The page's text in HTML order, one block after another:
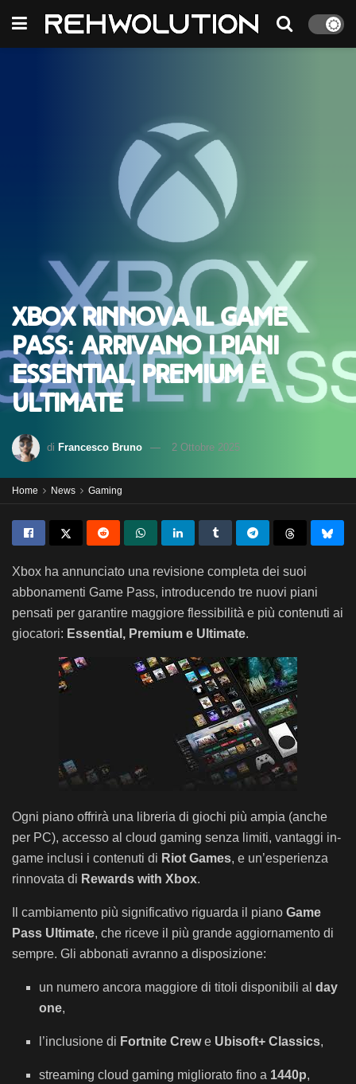
Xbox rinnova il Game
Pass: arrivano i piani
Essential, Premium e
Ultimate
di Francesco Bruno 2 Ottobre 2025
Home News Gaming
Xbox ha annunciato una revisione completa dei suoi
abbonamenti Game Pass, introducendo tre nuovi piani
pensati per garantire maggiore flessibilità e più contenuti ai
giocatori: Essential, Premium e Ultimate.
Ogni piano offrirà una libreria di giochi più ampia (anche
per PC), accesso al cloud gaming senza limiti, vantaggi in-
game inclusi i contenuti di Riot Games, e un’esperienza
rinnovata di Rewards with Xbox.
Il cambiamento più significativo riguarda il piano Game
Pass Ultimate, che riceve il più grande aggiornamento di
sempre. Gli abbonati avranno a disposizione:
un numero ancora maggiore di titoli disponibili alday
one,
l’inclusione di Fortnite Crewe Ubisoft+ Classics,
streaming cloud gaming migliorato fino a 1440p,